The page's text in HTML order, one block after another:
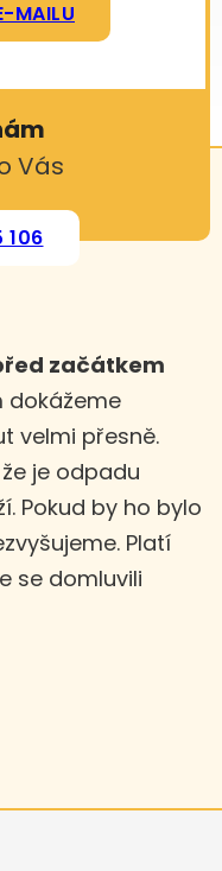
MAILU
Vás
106
začátkem
dokážeme
velmi přesně.
je odpadu
Pokud by ho bylo
Platí
se domluvili